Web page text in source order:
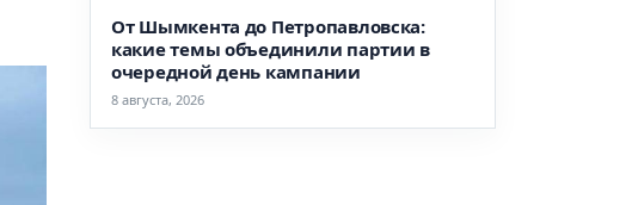
От Шымкента до Петропавловска:
какие темы объединили партии в
очередной день кампании
8 августа, 2026